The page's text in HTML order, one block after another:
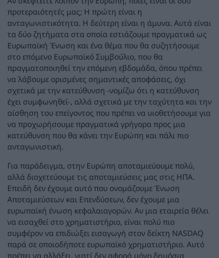
προτεραιότητές μας; Η πρώτη είναι η
ανταγωνιστικότητα. Η δεύτερη είναι η άμυνα. Αυτά είναι
τα δύο ζητήματα στα οποία εστιάζουμε πραγματικά ως
Ευρωπαϊκή Ένωση και ένα θέμα που θα συζητήσουμε
στο επόμενο Ευρωπαϊκό Συμβούλιο, που θα
πραγματοποιηθεί την επόμενη εβδομάδα, όπου πρέπει
να λάβουμε ορισμένες σημαντικές αποφάσεις, όχι
σχετικά με την κατεύθυνση -νομίζω ότι η κατεύθυνση
έχει συμφωνηθεί-, αλλά σχετικά με την ταχύτητα και την
αίσθηση του επείγοντος που πρέπει να υιοθετήσουμε για
να προχωρήσουμε πραγματικά γρήγορα προς μια
κατεύθυνση που θα κάνει την Ευρώπη και πάλι πιο
ανταγωνιστική.
Για παράδειγμα, στην Ευρώπη αποταμιεύουμε πολύ,
αλλά διοχετεύουμε τις αποταμιεύσεις μας στις ΗΠΑ.
Επειδή δεν έχουμε αυτό που ονομάζουμε Ένωση
Αποταμιεύσεων και Επενδύσεων, δεν έχουμε μια
ευρωπαϊκή ένωση κεφαλαιαγορών. Αν μια εταιρεία θέλει
να εισαχθεί στο χρηματιστήριο, είναι πολύ πιο
συμφέρον να επιδιώξει εισαγωγή στον δείκτη NASDAQ
παρά σε οποιοδήποτε ευρωπαϊκό χρηματιστήριο. Αυτό
πρέπει να αλλάξει, γιατί δεν αφορά μόνο δημόσια